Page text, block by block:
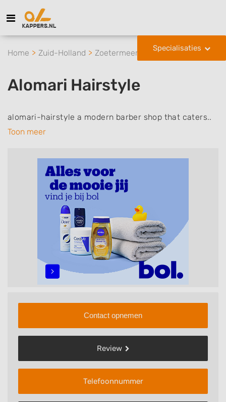
Specialisaties
Home Zuid-Holland Zoetermeer Alomari Hairstyle
Alomari Hairstyle
alomari-hairstyle a modern barber shop that caters..
Toon meer
Contact opnemen
Review
Telefoonnummer